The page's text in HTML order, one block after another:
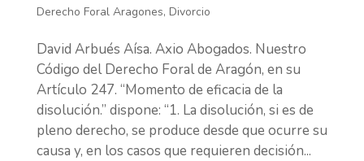
Derecho Foral Aragones, Divorcio
David Arbués Aísa. Axio Abogados. Nuestro
Código del Derecho Foral de Aragón, en su
Artículo 247. “Momento de eficacia de la
disolución.” dispone: “1. La disolución, si es de
pleno derecho, se produce desde que ocurre su
causa y, en los casos que requieren decisión...